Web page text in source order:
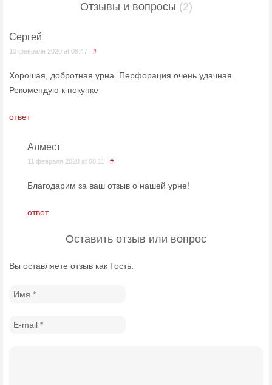
Отзывы и вопросы (2)
Сергей
10 февраля 2020 at 08:47 | #
Хорошая, добротная урна. Перфорация очень удачная.
Рекомендую к покупке
ответ
Алмест
11 февраля 2020 at 08:11 | #
Благодарим за ваш отзыв о нашей урне!
ответ
Оставить отзыв или вопрос
Вы оставляете отзыв как Гость.